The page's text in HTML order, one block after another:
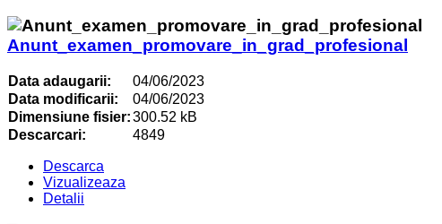
Anunt_examen_promovare_in_grad_profesional
Data adaugarii:
04/06/2023
Data modificarii:
04/06/2023
Dimensiune fisier:300.52 kB
Descarcari:
4849
Descarca
Vizualizeaza
Detalii